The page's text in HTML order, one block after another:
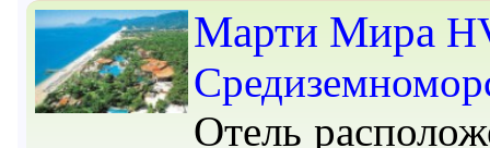
Марти Мира
Отель